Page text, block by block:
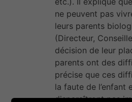
ne peuvent pas
leurs parents
(Directeur,
décision de leur
parents ont des
précise que ces
la faute de l’enfant
disparaîtront pas